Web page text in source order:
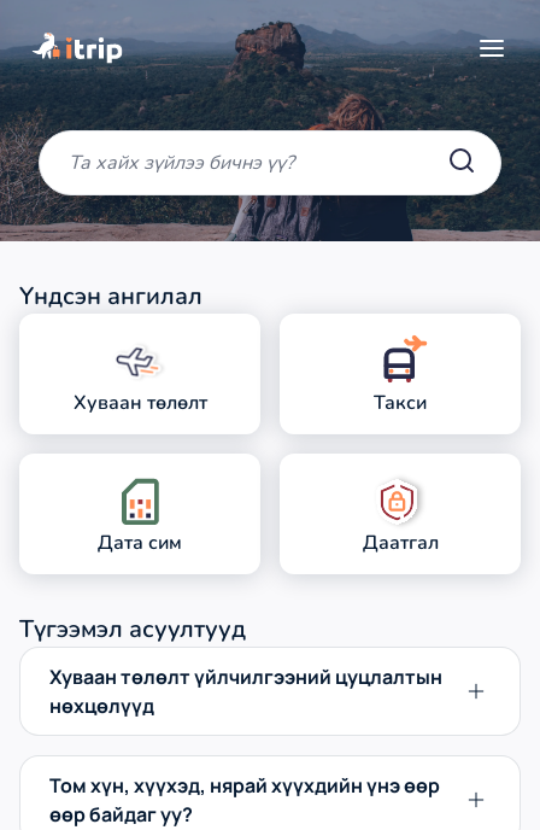
Үндсэн ангилал
Хуваан төлөлт Такси
Дата сим Даатгал
Түгээмэл асуултууд
Хуваан төлөлт үйлчилгээний цуцлалтын
нөхцөлүүд
Том хүн, хүүхэд, нярай хүүхдийн үнэ өөр
өөр байдаг уу?